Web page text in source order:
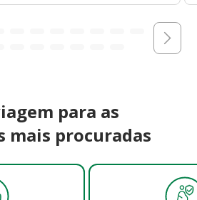
para as
mais procuradas